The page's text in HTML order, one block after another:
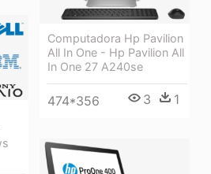
Computadora Hp Pavilion
All In One - Hp Pavilion All
In One 27 A240se
474*356 3 1